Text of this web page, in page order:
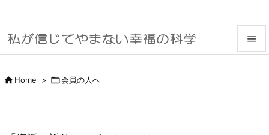

Home > 会員の人へ